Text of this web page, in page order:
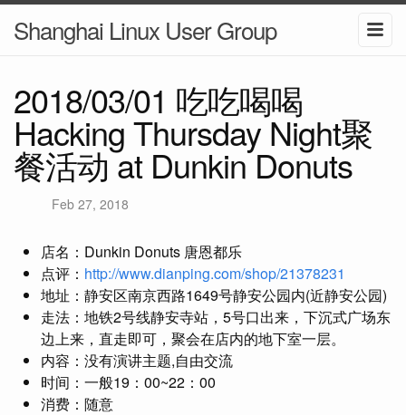
Shanghai Linux User Group
2018/03/01 吃吃喝喝
Hacking Thursday Night聚
餐活动 at Dunkin Donuts
Feb 27, 2018
店名：Dunkin Donuts 唐恩都乐
点评： http://www.dianping.com/shop/21378231
地址：静安区南京西路1649号静安公园内(近静安公园)
走法：地铁2号线静安寺站，5号口出来，下沉式广场东
边上来，直走即可，聚会在店内的地下室一层。
内容：没有演讲主题,自由交流
时间：一般19：00~22：00
消费：随意